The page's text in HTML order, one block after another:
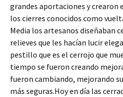
grandes aportaciones y crearon
los cierres conocidos como
Media los artesanos diseñaban
relieves que les hacían lucir
pestillo que es el cerrojo que
tiempo se fueron creando
fueron cambiando, mejorando
más seguras.Hoy en día las